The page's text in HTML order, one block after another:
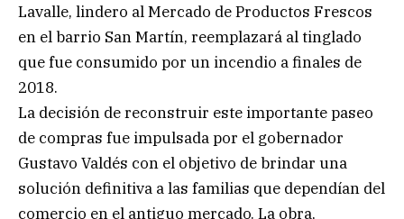
Lavalle, lindero al Mercado de Productos Frescos
en el barrio San Martín, reemplazará al tinglado
que fue consumido por un incendio a finales de
2018.
La decisión de reconstruir este importante paseo
de compras fue impulsada por el gobernador
Gustavo Valdés con el objetivo de brindar una
solución definitiva a las familias que dependían del
comercio en el antiguo mercado. La obra,